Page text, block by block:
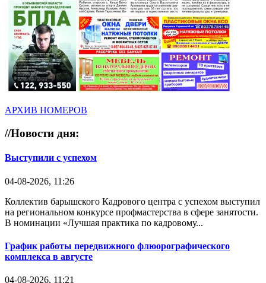
АРХИВ НОМЕРОВ
//Новости дня:
Выступили с успехом
04-08-2026, 11:26
Коллектив барышского Кадрового центра с успехом выступил
на региональном конкурсе профмастерства в сфере занятости.
В номинации «Лучшая практика по кадровому...
График работы передвижного флюорографического
комплекса в августе
04-08-2026, 11:21